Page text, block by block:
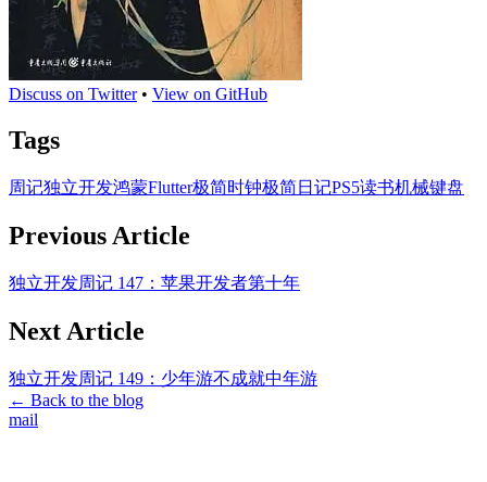
Discuss on Twitter• View on GitHub
Tags
周记独立开发鸿蒙Flutter极简时钟极简日记PS5读书机械键盘
Previous Article
独立开发周记 147：苹果开发者第十年
Next Article
独立开发周记 149：少年游不成就中年游
← Back to the blog
mail